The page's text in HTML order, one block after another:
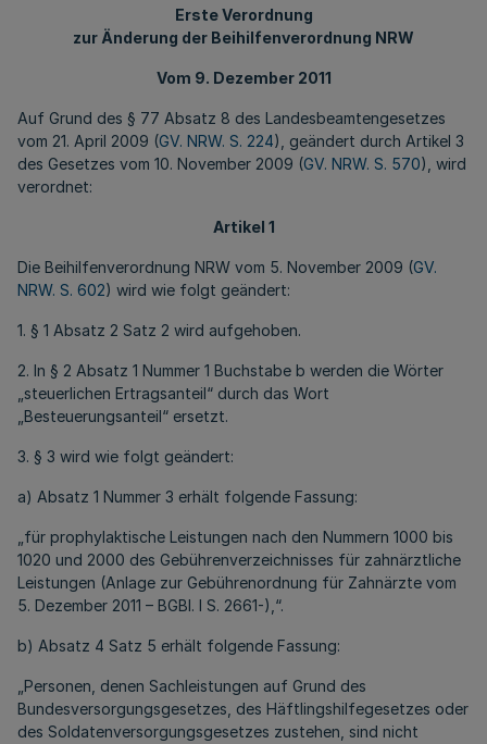
Erste Verordnung
zur Änderung der Beihilfenverordnung NRW
Vom 9. Dezember 2011
Auf Grund des § 77 Absatz 8 des Landesbeamtengesetzes
vom 21. April 2009 (GV. NRW. S. 224), geändert durch Artikel 3
des Gesetzes vom 10. November 2009 (GV. NRW. S. 570), wird
verordnet:
Artikel 1
Die Beihilfenverordnung NRW vom 5. November 2009 (GV.
NRW. S. 602) wird wie folgt geändert:
1. § 1 Absatz 2 Satz 2 wird aufgehoben.
2. In § 2 Absatz 1 Nummer 1 Buchstabe b werden die Wörter
„steuerlichen Ertragsanteil“ durch das Wort
„Besteuerungsanteil“ ersetzt.
3. § 3 wird wie folgt geändert:
a) Absatz 1 Nummer 3 erhält folgende Fassung:
„für prophylaktische Leistungen nach den Nummern 1000 bis
1020 und 2000 des Gebührenverzeichnisses für zahnärztliche
Leistungen (Anlage zur Gebührenordnung für Zahnärzte vom
5. Dezember 2011 – BGBl. I S. 2661-),“.
b) Absatz 4 Satz 5 erhält folgende Fassung:
„Personen, denen Sachleistungen auf Grund des
Bundesversorgungsgesetzes, des Häftlingshilfegesetzes oder
des Soldatenversorgungsgesetzes zustehen, sind nicht